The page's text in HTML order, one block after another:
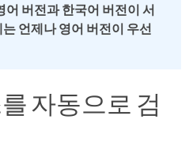
어 버전과 한국어 버전이 서
언제나 영어 버전이 우선
자동으로 검